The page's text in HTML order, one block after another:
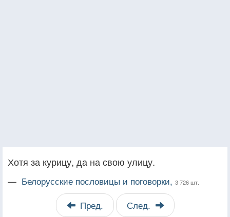
Хотя за курицу, да на свою улицу.
— Белорусские пословицы и поговорки, 3 726 шт.
Пред. След.